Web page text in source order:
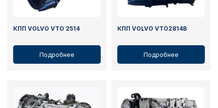
КПП VOLVO VTO 2514
Подробнее
КПП VOLVO VTO2814B
Подробнее